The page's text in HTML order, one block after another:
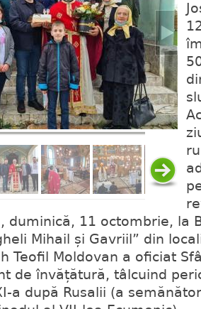
duminică, 11 octombrie, la
Mihail și Gavriil” din
Teofil Moldovan a oficiat
de învățătură, tâlcuind
a după Rusalii (a